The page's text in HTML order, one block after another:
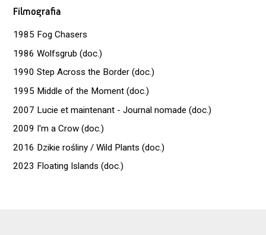
Filmografia
1985 Fog Chasers
1986 Wolfsgrub (doc.)
1990 Step Across the Border (doc.)
1995 Middle of the Moment (doc.)
2007 Lucie et maintenant - Journal nomade (doc.)
2009 I'm a Crow (doc.)
2016 Dzikie rośliny / Wild Plants (doc.)
2023 Floating Islands (doc.)